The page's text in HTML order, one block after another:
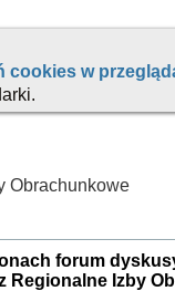
forum
Regionalne Izby